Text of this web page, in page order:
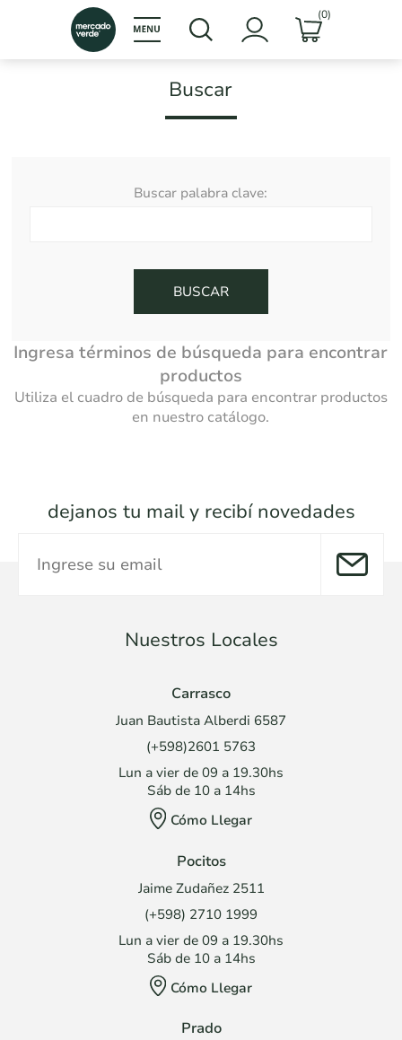
(0)
Buscar
Buscar palabra clave:
Ingresa términos de búsqueda para encontrar
productos
Utiliza el cuadro de búsqueda para encontrar productos
en nuestro catálogo.
dejanos tu mail y recibí novedades
Nuestros Locales
Carrasco
Juan Bautista Alberdi 6587
(+598)2601 5763
Lun a vier de 09 a 19.30hs
Sáb de 10 a 14hs
Cómo Llegar
Pocitos
Jaime Zudañez 2511
(+598) 2710 1999
Lun a vier de 09 a 19.30hs
Sáb de 10 a 14hs
Cómo Llegar
Prado